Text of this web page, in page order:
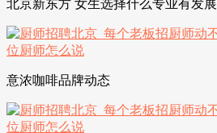
北京新东方 女生选择什么专业有发展
意浓咖啡品牌动态